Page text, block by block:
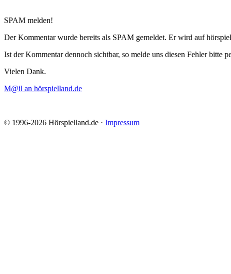
SPAM melden!
Der Kommentar wurde bereits als SPAM gemeldet. Er wird auf
Ist der Kommentar dennoch sichtbar, so melde uns diesen Fehler bitte
Vielen Dank.
M@il an hörspielland.de
© 1996-2026 Hörspielland.de · Impressum